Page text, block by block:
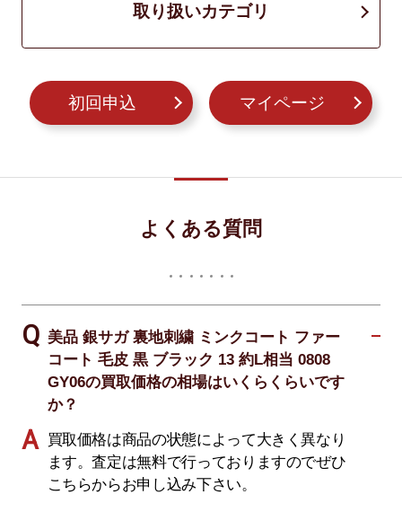
取り扱いカテゴリ
初回申込 マイページ
よくある質問
美品 銀サガ 裏地刺繍 ミンクコート ファー
コート 毛皮 黒 ブラック 13 約L相当 0808
GY06の買取価格の相場はいくらくらいです
か？
買取価格は商品の状態によって大きく異なり
ます。査定は無料で行っておりますのでぜひ
こちらからお申し込み下さい。